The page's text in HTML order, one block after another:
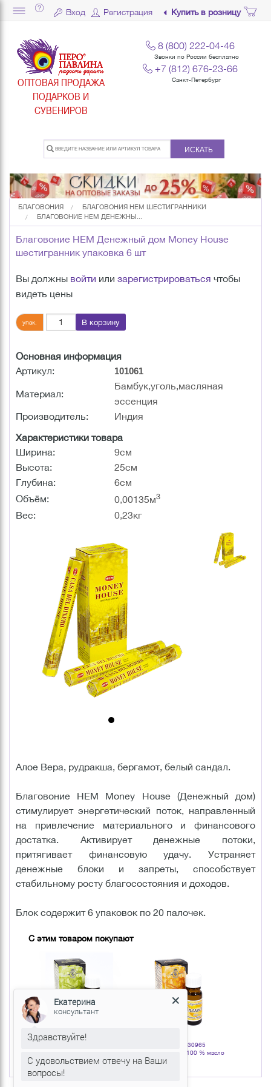
Вход Регистрация Купить в розницу
ОПТОВАЯ ПРОДАЖА
ПОДАРКОВ И
СУВЕНИРОВ
8 (800) 222-04-46
Звонки по России бесплатно
+7 (812) 676-23-66
Санкт-Петербург
ИСКАТЬ
БЛАГОВОНИЯ
БЛАГОВОНИЯ HEM ШЕСТИГРАННИКИ
БЛАГОВОНИЕ HEM ДЕНЕЖНЫ...
Благовоние HEM Денежный дом Money House
шестигранник упаковка 6 шт
Вы должны войти или зарегистрироваться чтобы
видеть цены
упак. В корзину
Основная информация
Артикул:
101061
Материал:
Бамбук,уголь,масляная
эссенция
Производитель:
Индия
Характеристики товара
Ширина:
9см
Высота:
25см
Глубина:
6см
Объём:
0,00135м3
Вес: 0,23кг
Алое Вера, рудракша, бергамот, белый сандал.
Благовоние HEM Money House (Денежный дом)
стимулирует энергетический поток, направленный
на привлечение материального и финансового
достатка. Активирует денежные потоки,
притягивает финансовую удачу. Устраняет
денежные блоки и запреты, способствует
стабильному росту благосостояния и доходов.
Блок содержит 6 упаковок по 20 палочек.
С этим товаром покупают
Артикул: 130966
эфирное
Артикул: 130965
Апельсин 10 мл 100 % масло
Екатерина
консультант
Здравствуйте!
С удовольствием отвечу на Ваши
вопросы!